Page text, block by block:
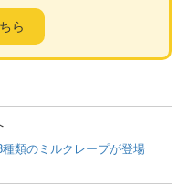
ら
種類のミルクレープが登場